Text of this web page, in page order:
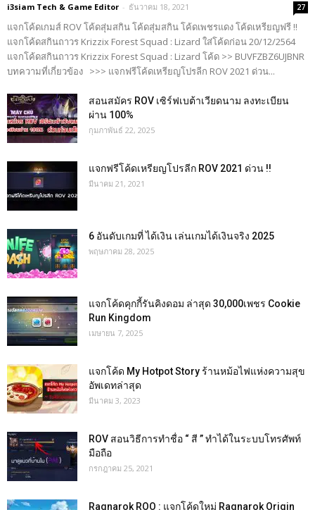
i3siam Tech & Game Editor - ธันวาคม 18, 2021 27
แจกโค้ดเกมส์ ROV โค้ดสุ่มสกิน โค้ดสุ่มสกิน โค้ดเพชรแดง โค้ดเหรียญฟรี !!
แจกโค้ดสกินถาวร Krizzix Forest Squad : Lizard ใส่โค้ดก่อน 20/12/2564
แจกโค้ดสกินถาวร Krizzix Forest Squad : Lizard โค้ด >> BUVFZBZ6UJBNR
บทความที่เกี่ยวข้อง >>> แจกฟรีโค้ดเหรียญโปรลีก ROV 2021 ด่วน...
สอนสมัคร ROV เซิร์ฟเบต้าเวียดนาม ลงทะเบียน
ผ่าน 100%
กุมภาพันธ์ 22, 2025
แจกฟรีโค้ดเหรียญโปรลีก ROV 2021 ด่วน !!
มีนาคม 21, 2021
6 อันดับเกมที่ ได้เงิน เล่นเกมได้เงินจริง 2025
พฤษภาคม 28, 2025
แจกโค้ดคุกกี้รันคิงดอม ล่าสุด 30,000เพชร Cookie
Run Kingdom
เมษายน 7, 2025
แจกโค้ด My Hotpot Story ร้านหม้อไฟแห่งความสุข
อัพเดทล่าสุด
มีนาคม 3, 2023
ROV สอนวิธีการทำชื่อ “ สี ” ทำได้ในระบบโทรศัพท์
มือถือ
กรกฎาคม 25, 2021
Ragnarok ROO : แจกโค้ดใหม่ Ragnarok Origin